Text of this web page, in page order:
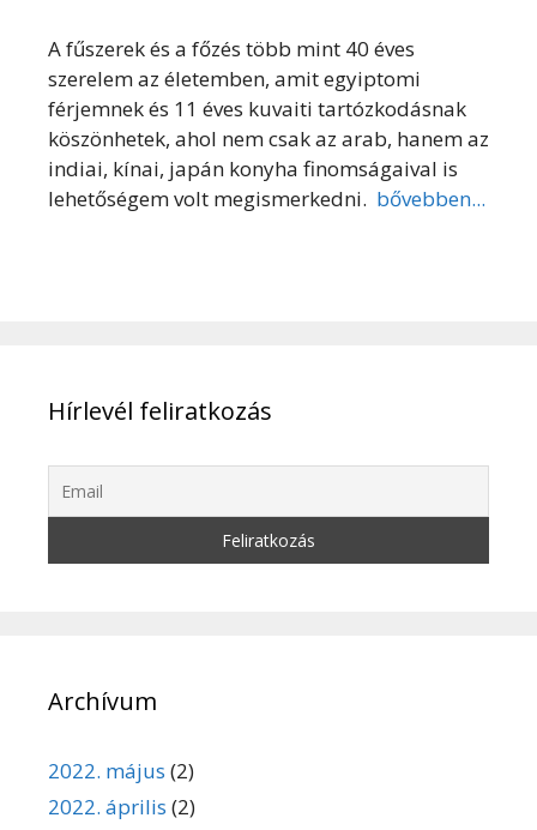
A fűszerek és a főzés több mint 40 éves
szerelem az életemben, amit egyiptomi
férjemnek és 11 éves kuvaiti tartózkodásnak
köszönhetek, ahol nem csak az arab, hanem az
indiai, kínai, japán konyha finomságaival is
lehetőségem volt megismerkedni. bővebben...
Hírlevél feliratkozás
Archívum
2022. május (2)
2022. április (2)